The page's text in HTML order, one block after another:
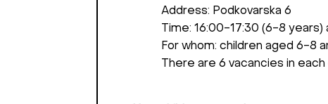
Address: Podkovarska 6
Time: 16:00-17:30 (6-8 years)
For whom: children aged 6-8
There are 6 vacancies in each